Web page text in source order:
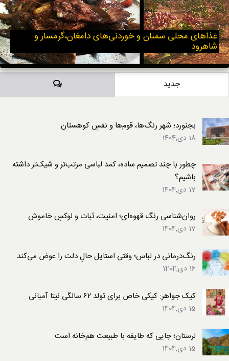
غذاهای محلی سمنان و خوردنی‌های دامغان،گرمسار و
شاهرود
جدید دیدگاه‌ها
بجنورد؛ شهر رنگ‌ها، قوم‌ها و نفسِ کوهستان
18 دی,1404
چطور با چند تصمیم ساده، کمد لباسی مرتب‌تر و شیک‌تر داشته
باشیم؟
17 دی,1404
روان‌شناسی رنگ قهوه‌ای؛ امنیت، ثبات و لوکسِ خاموش
17 دی,1404
رنگ‌درمانی در لباس؛ وقتی استایل حالِ دلت را عوض می‌کند
16 دی,1404
کیک جواهر: کیکی خاص برای تولد ۶۲ سالگی نیتا آمبانی
15 دی,1404
لرستان؛ جایی که طایفه با طبیعت هم‌خانه است
15 دی,1404